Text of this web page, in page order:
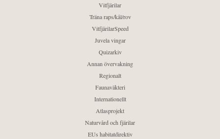
Vitfjärilar
Träna raps/kål/rov
VitfjärilarSpeed
Juvela vingar
Quizarkiv
Annan övervakning
Regionalt
Faunaväkteri
Internationellt
Atlasprojekt
Naturvård och fjärilar
EUs habitatdirektiv